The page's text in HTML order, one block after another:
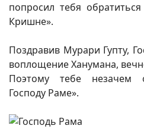
попросил тебя
Кришне».
Поздравив Мурари Гупту,
воплощение Ханумана,
Поэтому тебе незачем
Господу Раме».